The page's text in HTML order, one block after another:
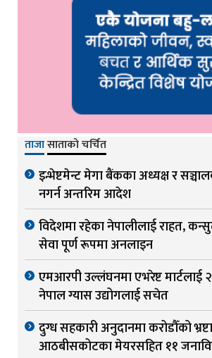
ताजासाताको चर्चित
इन्भेष्टमेन्ट मेगा बैंकका अध्यक्ष र
नगर्न अन्तरिम आदेश
विदेशमा रहेका नेपालीलाई राहत,
सेवा पूर्ण रूपमा अनलाइन
एमआरपी उल्लंघनमा एभरेष्ट मार्टलाई
नेपाल ग्यास उद्योगलाई सचेत
दुग्ध सहकारी अनुदानमा करोडौँको
आठबीसकोटका मेयरसहित ११